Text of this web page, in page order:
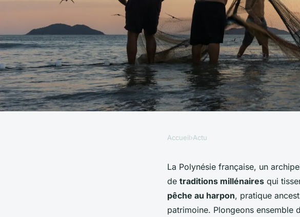
Comment découvrir les
la pêche au harpon en
Accueil›Actu
La Polynésie française, un
de traditions millénaires qui
pêche au harpon, pratique
patrimoine. Plongeons ensemble